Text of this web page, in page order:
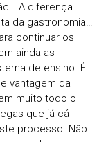
A diferença
da gastronomia…
continuar os
ainda as
de ensino. É
vantagem da
muito todo o
que já cá
processo. Não